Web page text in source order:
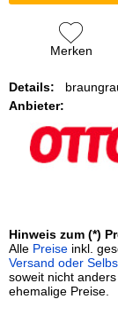
Merken
Details:
Anbieter:
Hinweis zum (*)
Alle Preise inkl.
Versand oder
soweit nicht
ehemalige Preise.